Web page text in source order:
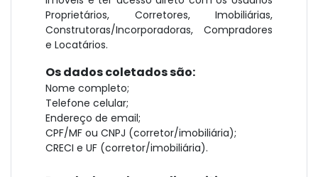
Proprietários, Corretores, Imobiliárias,
Construtoras/Incorporadoras, Compradores
e Locatários.
Os dados coletados são:
Nome completo;
Telefone celular;
Endereço de email;
CPF/MF ou CNPJ (corretor/imobiliária);
CRECI e UF (corretor/imobiliária).